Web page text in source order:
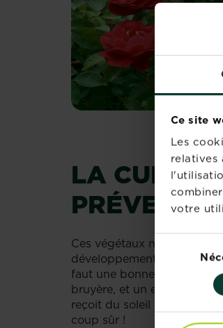
Ce site
Les
relatives
votre
Sélection
du
LA
Ces végétaux normés
développement s’ils ne
faut une bonne terre de
bruyère, et un
reçoit du soleil , plus il
coup sûr !